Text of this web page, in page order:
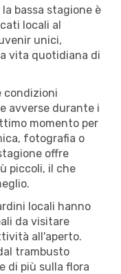
la bassa stagione è
locali al
unici,
vita quotidiana di
condizioni
avverse durante i
momento per
fotografia o
offre
piccoli, il che
locali hanno
da visitare
all'aperto.
trambusto
di più sulla flora